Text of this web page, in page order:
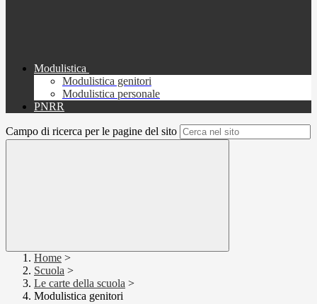
Modulistica
Modulistica genitori
Modulistica personale
PNRR
Campo di ricerca per le pagine del sito
Home >
Scuola >
Le carte della scuola >
Modulistica genitori